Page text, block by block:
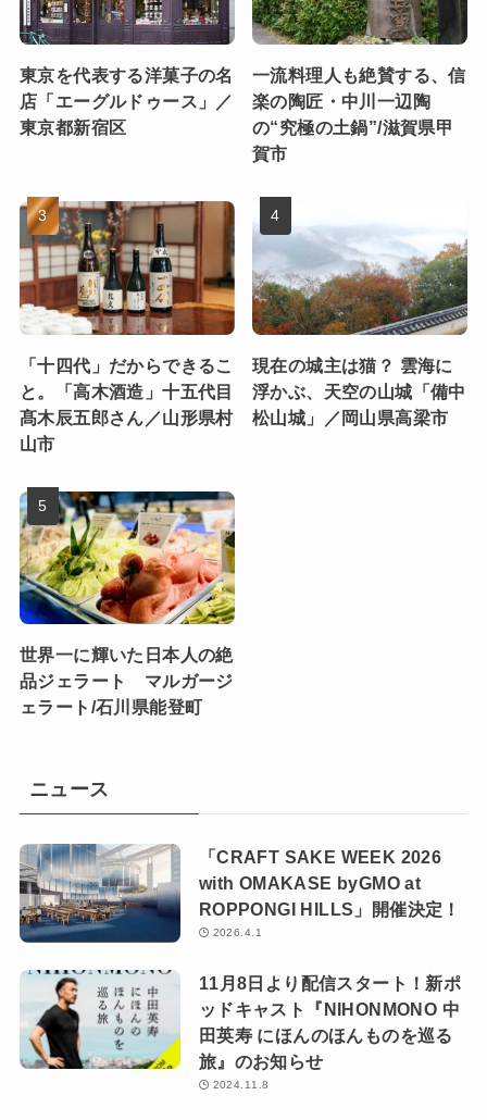
東京を代表する洋菓子の名
店「エーグルドゥース」／
東京都新宿区
一流料理人も絶賛する、信
楽の陶匠・中川一辺陶
の“究極の土鍋”/滋賀県甲
賀市
「十四代」だからできるこ
と。「高木酒造」十五代目
髙木辰五郎さん／山形県村
山市
現在の城主は猫？ 雲海に
浮かぶ、天空の山城「備中
松山城」／岡山県高梁市
世界一に輝いた日本人の絶
品ジェラート マルガージ
ェラート/石川県能登町
ニュース
「CRAFT SAKE WEEK 2026
with OMAKASE byGMO at
ROPPONGI HILLS」開催決定！
2026.4.1
11月8日より配信スタート！新ポ
ッドキャスト『NIHONMONO 中
田英寿 にほんのほんものを巡る
旅』のお知らせ
2024.11.8